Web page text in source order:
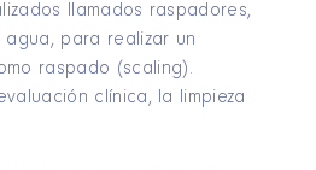
llamados raspadores,
para realizar un
raspado (scaling).
clínica, la limpieza